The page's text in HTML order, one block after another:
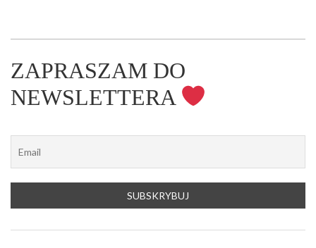
ZAPRASZAM DO
NEWSLETTERA